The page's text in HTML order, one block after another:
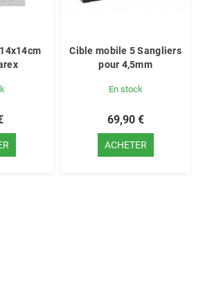
Cible mobile 5 Sangliers
pour 4,5mm
En stock
69,90 €
ACHETER